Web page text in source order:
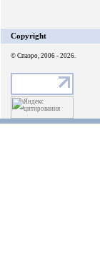
Copyright
© Спаэро, 2006 - 2026.